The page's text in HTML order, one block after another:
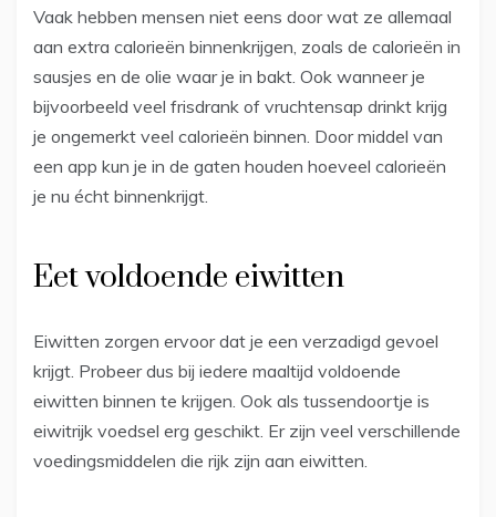
Vaak hebben mensen niet eens door wat ze allemaal
aan extra calorieën binnenkrijgen, zoals de calorieën in
sausjes en de olie waar je in bakt. Ook wanneer je
bijvoorbeeld veel frisdrank of vruchtensap drinkt krijg
je ongemerkt veel calorieën binnen. Door middel van
een app kun je in de gaten houden hoeveel calorieën
je nu écht binnenkrijgt.
Eet voldoende eiwitten
Eiwitten zorgen ervoor dat je een verzadigd gevoel
krijgt. Probeer dus bij iedere maaltijd voldoende
eiwitten binnen te krijgen. Ook als tussendoortje is
eiwitrijk voedsel erg geschikt. Er zijn veel verschillende
voedingsmiddelen die rijk zijn aan eiwitten.